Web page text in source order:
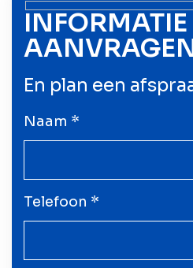
INFORMATIE
En plan een
Naam *
Telefoon *